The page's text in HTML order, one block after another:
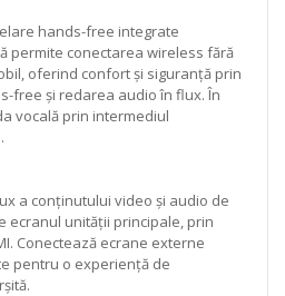
hands-free integrate
permite conectarea wireless fără
oferind confort și siguranță prin
free și redarea audio în flux. În
vocală prin intermediul
a conținutului video și audio de
ecranul unității principale, prin
Conectează ecrane externe
pentru o experiență de